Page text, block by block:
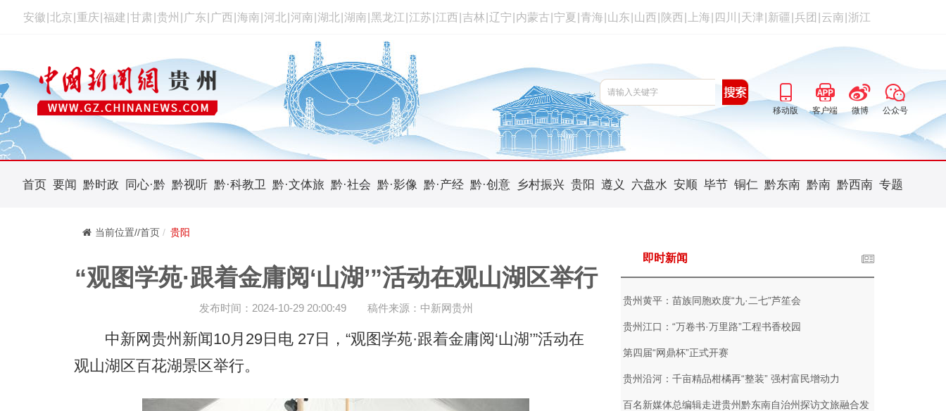
安徽 北京 重庆 福建 甘肃 贵州 广东 广西 海南 河北 河南 湖北 湖南 黑龙江 江苏 江西 吉林 辽宁 内蒙古 宁夏 青海 山东 山西 陕西 上海 四川 天津 新疆 兵团 云南 浙江
移动版 客户端 微博 公众号
首页 要闻 黔时政 同心·黔 黔视听 黔·科教卫 黔·文体旅 黔·社会 黔·影像 黔·产经 黔·创意 乡村振兴 贵阳 遵义 六盘水 安顺 毕节 铜仁 黔东南 黔南 黔西南 专题
当前位置//首页 贵阳
“观图学苑·跟着金庸阅‘山湖’”活动在观山湖区举行
发布时间：2024-10-29 20:00:49 稿件来源：中新网贵州
中新网贵州新闻10月29日电 27日，“观图学苑·跟着金庸阅‘山湖’”活动在
观山湖区百花湖景区举行。
即时新闻
贵州黄平：苗族同胞欢度“九·二七”芦笙会
贵州江口：“万卷书·万里路”工程书香校园
第四届“网鼎杯”正式开赛
贵州沿河：千亩精品柑橘再“整装” 强村富民增动力
百名新媒体总编辑走进贵州黔东南自治州探访文旅融合发